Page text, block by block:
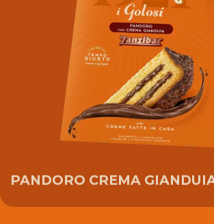
PANDORO CREMA